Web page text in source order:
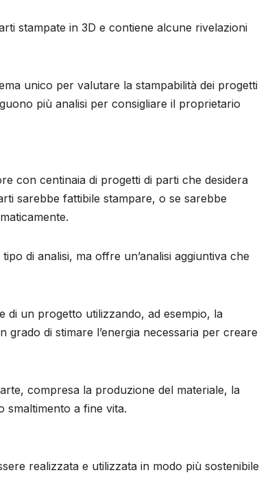
stampate in 3D e contiene alcune rivelazioni
unico per valutare la stampabilità dei progetti
più analisi per consigliare il proprietario
con centinaia di progetti di parti che desidera
sarebbe fattibile stampare, o se sarebbe
di analisi, ma offre un’analisi aggiuntiva che
un progetto utilizzando, ad esempio, la
di stimare l’energia necessaria per creare
compresa la produzione del materiale, la
smaltimento a fine vita.
realizzata e utilizzata in modo più sostenibile